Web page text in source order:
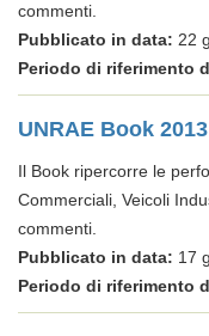
commenti.
Pubblicato in data: 22
Periodo di riferimento
UNRAE Book 2013
Il Book ripercorre le
Commerciali, Veicoli
commenti.
Pubblicato in data: 17
Periodo di riferimento